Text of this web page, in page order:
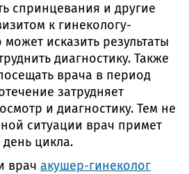
спринцевания и другие
к гинекологу-
исказить результаты
диагностику. Также
врача в период
затрудняет
и диагностику. Тем не
ситуации врач примет
цикла.
врач акушер-гинеколог